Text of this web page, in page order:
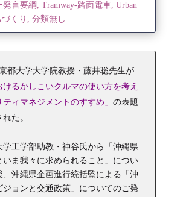
発言要綱 , Tramway-路面電車, Urban
くり , 分類無し
都大学大学院教授・藤井聡先生が
けるかしこいクルマの使い方を考え
ィマネジメントのすすめ」 の表題
た。
学工学部助教・神谷氏から「沖縄県
いま我々に求められること」につい
、沖縄県企画進行統括監による「沖
ジョンと交通政策」についてのご発